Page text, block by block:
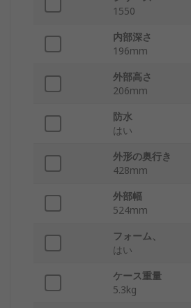
1550
内部深さ
196mm
外部高さ
206mm
防水
はい
外形の奥行き
428mm
外部幅
524mm
フォーム、
はい
ケース重量
5.3kg